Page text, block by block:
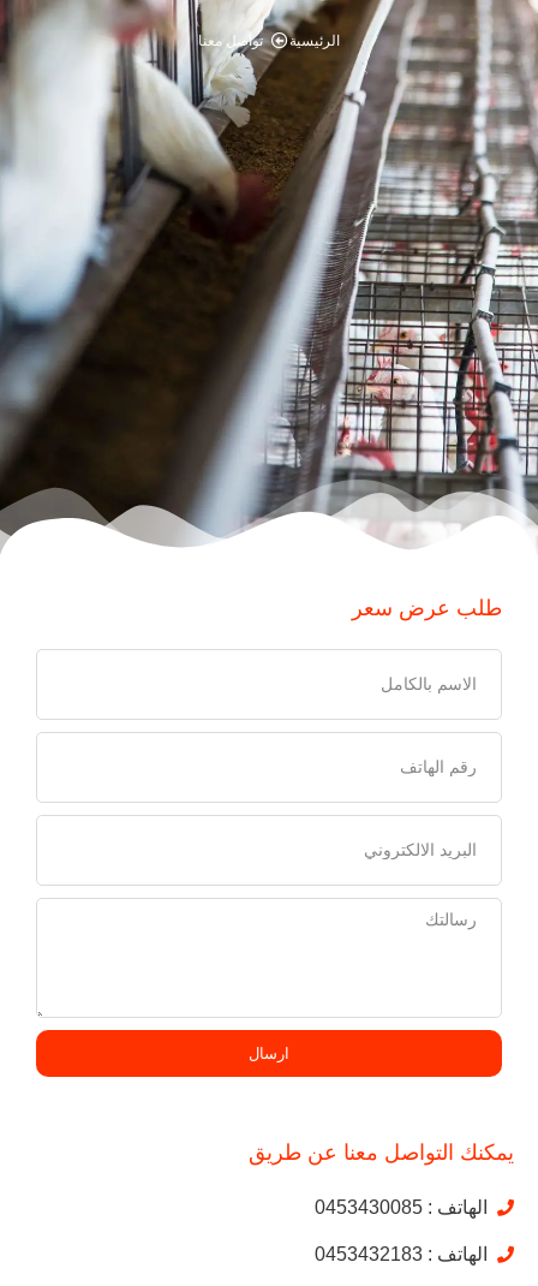
الرئيسية تواصل معنا
يمكنك التواصل معنا عن طريق
الهاتف : 0453430085
الهاتف : 0453432183
طلب عرض سعر
ارسال